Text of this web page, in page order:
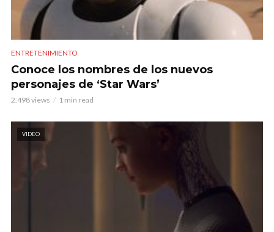
ENTRETENIMIENTO
Conoce los nombres de los nuevos
personajes de ‘Star Wars’
2.498 views 1 min read
VIDEO